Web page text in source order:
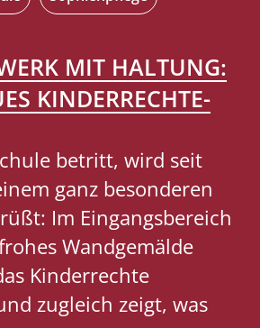
T
T
P
T
I
T
I
O
N
N
L
I
H
E
G
E
S
T
MIT HALTUNG:
KINDERRECHTE-
betritt, wird seit
ganz besonderen
Im Eingangsbereich
Wandgemälde
Kinderrechte
zugleich zeigt, was